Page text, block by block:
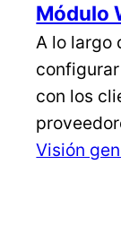
Módulo
A lo largo
con los
Visión